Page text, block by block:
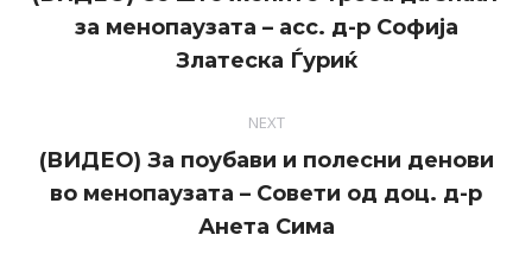
Previous
post:
за менопаузата – асс. д-р Софија
Златеска Ѓуриќ
NEXT
Next
post:
(ВИДЕО) За поубави и полесни денови
во менопаузата – Совети од доц. д-р
Анета Сима